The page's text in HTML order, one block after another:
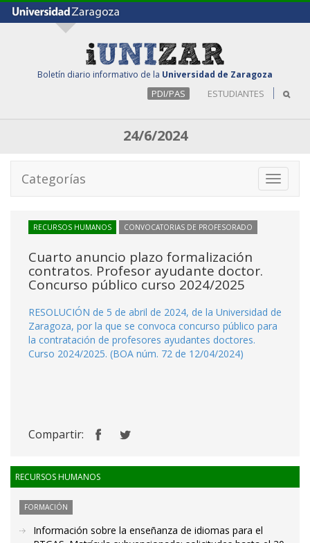
Boletín diario informativo de la Universidad de Zaragoza
PDI/PAS ESTUDIANTES
24/6/2024
Toggle
Categorías
RECURSOS HUMANOS CONVOCATORIAS DE PROFESORADO
Cuarto anuncio plazo formalización
contratos. Profesor ayudante doctor.
Concurso público curso 2024/2025
RESOLUCIÓN de 5 de abril de 2024, de la Universidad de
Zaragoza, por la que se convoca concurso público para
la contratación de profesores ayudantes doctores.
Curso 2024/2025. (BOA núm. 72 de 12/04/2024)
Compartir:
RECURSOS HUMANOS
FORMACIÓN
Información sobre la enseñanza de idiomas para el